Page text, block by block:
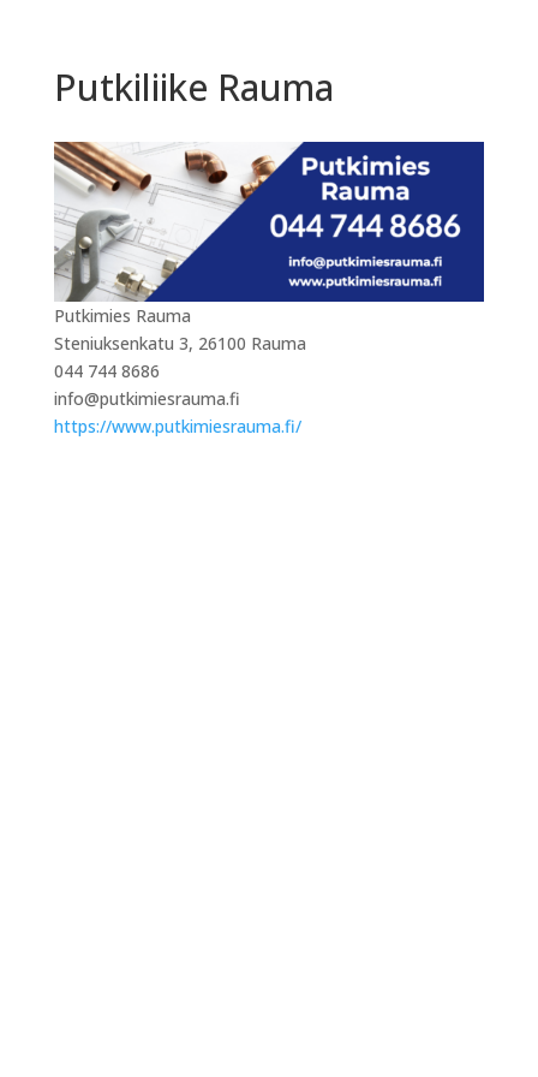
Putkiliike Rauma
Putkimies Rauma
Steniuksenkatu 3, 26100 Rauma
044 744 8686
info@putkimiesrauma.fi
https://www.putkimiesrauma.fi/